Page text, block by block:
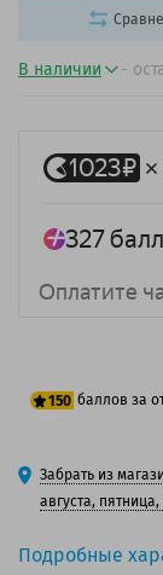
Подробные
В наличии -
150 баллов за
125 баллов
150 баллов
Забрать из
августа,